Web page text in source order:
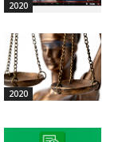
2020
2020